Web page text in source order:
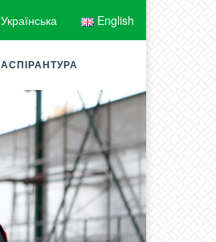
Українська English
АСПІРАНТУРА